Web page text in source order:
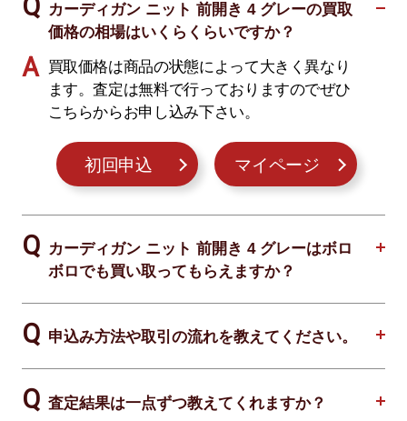
カーディガン ニット 前開き 4 グレーの買取
価格の相場はいくらくらいですか？
買取価格は商品の状態によって大きく異なり
ます。査定は無料で行っておりますのでぜひ
こちらからお申し込み下さい。
初回申込 マイページ
カーディガン ニット 前開き 4 グレーはボロ
ボロでも買い取ってもらえますか？
申込み方法や取引の流れを教えてください。
査定結果は一点ずつ教えてくれますか？